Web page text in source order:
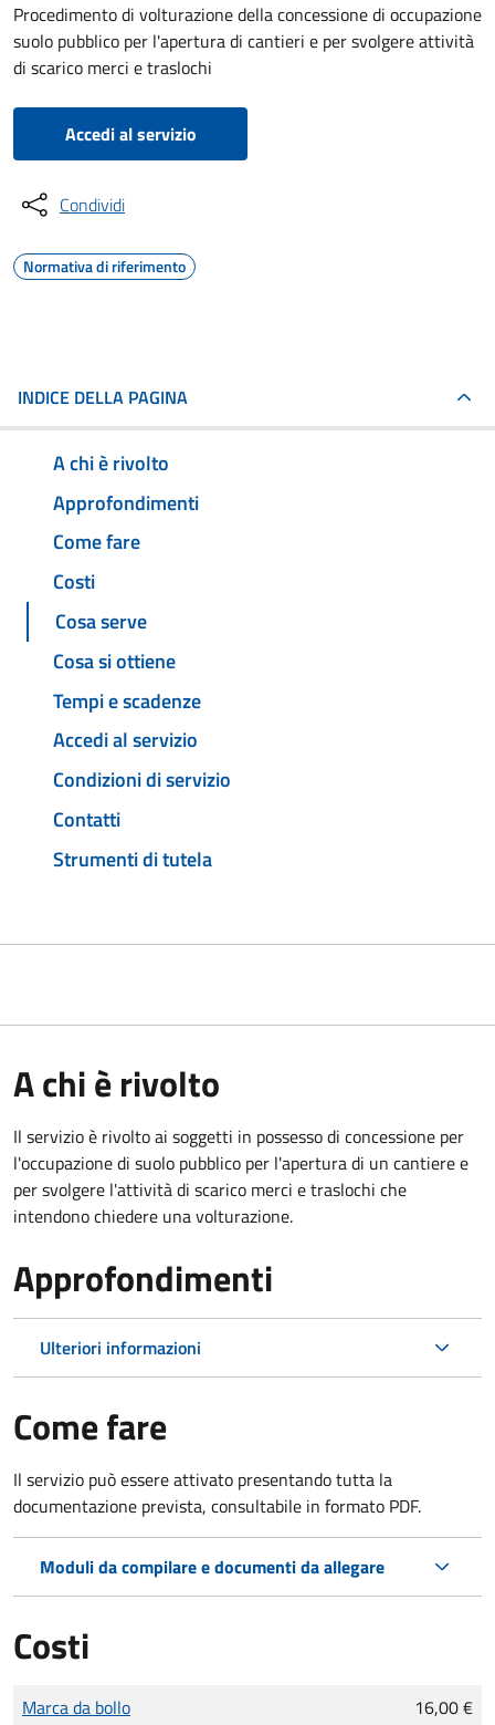
Procedimento di volturazione della concessione di occupazione
suolo pubblico per l'apertura di cantieri e per svolgere attività
di scarico merci e traslochi
Accedi al servizio
Condividi
Normativa di riferimento
INDICE DELLA PAGINA
A chi è rivolto
Approfondimenti
Come fare
Costi
Cosa serve
Cosa si ottiene
Tempi e scadenze
Accedi al servizio
Condizioni di servizio
Contatti
Strumenti di tutela
A chi è rivolto
Il servizio è rivolto ai soggetti in possesso di concessione per
l'occupazione di suolo pubblico per l'apertura di un cantiere e
per svolgere l'attività di scarico merci e traslochi che
intendono chiedere una volturazione.
Approfondimenti
Ulteriori informazioni
Come fare
Il servizio può essere attivato presentando tutta la
documentazione prevista, consultabile in formato PDF.
Moduli da compilare e documenti da allegare
Costi
Tipo di pagamento
Importo
Marca da bollo 16,00 €